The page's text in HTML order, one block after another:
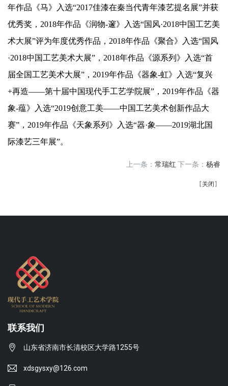
年作品《马》入选“2017佳漆在秦当代青年漆艺提名展”并获
优秀奖，2018年作品《润物-邃》入选“国风·2018中国工艺美
术大展”评为年度优秀作品，2018年作品《聚合》入选“国风
·2018中国工艺美术大展”，2018年作品《源系列》入选“首
届全国工艺美术大展”，2019年作品《器象-虹》入选“复兴
+再造——第十届中国现代手工艺学院展”，2019年作品《器
象-蕴》入选“2019创意工美——中国工艺美术创新作品大
赛”，2019年作品《天象系列》入选“器·象——2019湖北国
际漆艺三年展”。
上一条： 常瑞红 下一条： 杨睿
【 关闭 】
联系我们
山东省济南市长清校区大学路1255号
xdsgysxy@126.com